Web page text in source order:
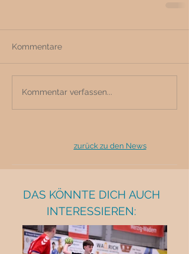
Kommentare
Kommentar verfassen...
zurück zu den News
DAS KÖNNTE DICH AUCH
INTERESSIEREN: